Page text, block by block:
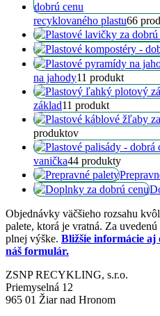
recyklovaného plastu66
na jahody11 produkt
základ11 produkt
produktov
vanička44 produkty
Objednávky väčšieho rozsahu
palete, ktorá je vratná. Za
plnej výške. Bližšie informácie aj
náš formulár.
ZSNP RECYKLING, s.r.o.
Priemyselná 12
965 01 Žiar nad Hronom